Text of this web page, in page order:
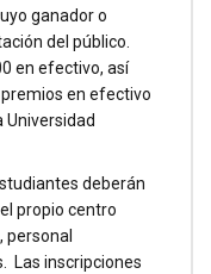
ganador o
del público.
en efectivo, así
en efectivo
Universidad
deberán
propio centro
personal
Las inscripciones